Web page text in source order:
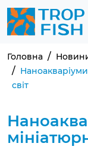
Головна
світ